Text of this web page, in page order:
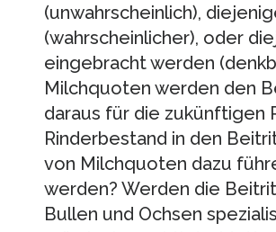
(unwahrscheinlich),
(wahrscheinlicher), oder
eingebracht werden
Milchquoten werden den
daraus für die zukünftigen
Rinderbestand in den
von Milchquoten dazu
werden? Werden die
Bullen und Ochsen